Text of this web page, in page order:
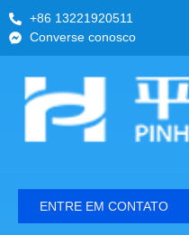
+86 13221920511
Converse conosco
ENTRE EM CONTATO